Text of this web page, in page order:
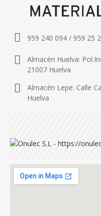
959 240 094 / 959 25
Almacén Huelva:
21007 Huelva
Almacén Lepe: Calle
Huelva